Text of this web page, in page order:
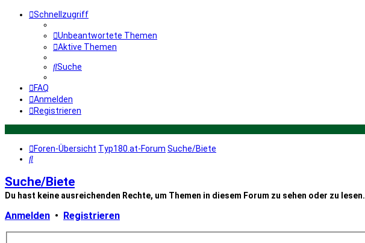
Schnellzugriff
Unbeantwortete Themen
Aktive Themen
Suche
FAQ
Anmelden
Registrieren
Foren-Übersicht Typ180.at-Forum Suche/Biete
Suche
Suche/Biete
Du hast keine ausreichenden Rechte, um Themen in diesem Forum zu sehen oder zu lesen.
Anmelden • Registrieren